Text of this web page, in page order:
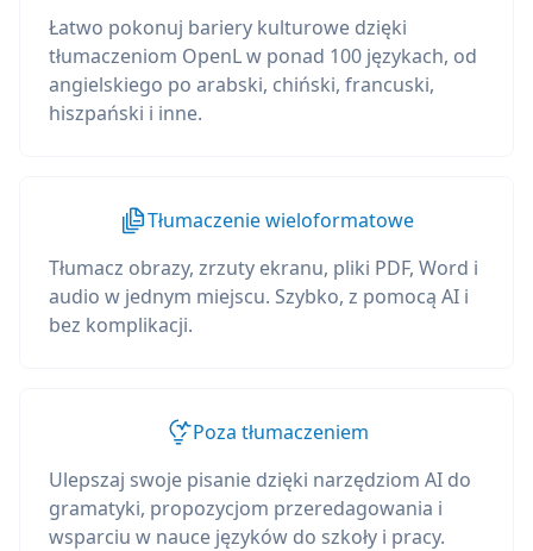
Łatwo pokonuj bariery kulturowe dzięki
tłumaczeniom OpenL w ponad 100 językach, od
angielskiego po arabski, chiński, francuski,
hiszpański i inne.
Tłumaczenie wieloformatowe
Tłumacz obrazy, zrzuty ekranu, pliki PDF, Word i
audio w jednym miejscu. Szybko, z pomocą AI i
bez komplikacji.
Poza tłumaczeniem
Ulepszaj swoje pisanie dzięki narzędziom AI do
gramatyki, propozycjom przeredagowania i
wsparciu w nauce języków do szkoły i pracy.